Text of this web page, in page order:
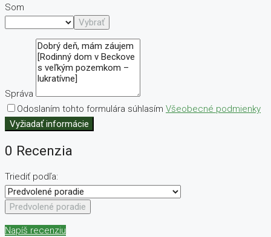
Som
Vybrať
Správa
Odoslaním tohto formulára súhlasím Všeobecné podmienky
Vyžiadať informácie
0 Recenzia
Triediť podľa:
Predvolené poradie
Napíš recenziu